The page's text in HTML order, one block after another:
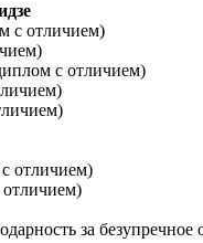
с отличием)
с отличием)
отличием)
за